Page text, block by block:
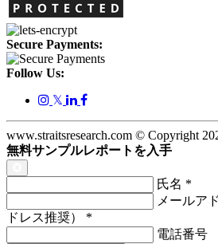
Secure Payments:
Follow Us:
𝕏
www.straitsresearch.com © Copyright
無料サンプルレポートを入手
氏名 *
メールア
ドレス推奨） *
電話番号